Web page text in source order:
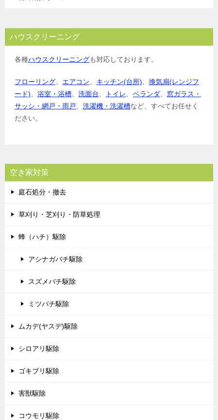
ハウスクリーニング
各種ハウスクリーニングも対応しております。
フローリング エアコン キッチン(台所)
換気扇(レンジフ
ード)
浴室・浴槽 洗面台 トイレ ベランダ
窓ガラス・
サッシ・網戸・雨戸
洗濯機・洗濯槽など、すべてお任せく
ださい。
空き家対策
庭石処分・撤去
草刈り・芝刈り・防草処理
蜂（ハチ）駆除
アシナガバチ駆除
スズメバチ駆除
ミツバチ駆除
ムカデ(ヤスデ)駆除
シロアリ駆除
ゴキブリ駆除
害獣駆除
コウモリ駆除